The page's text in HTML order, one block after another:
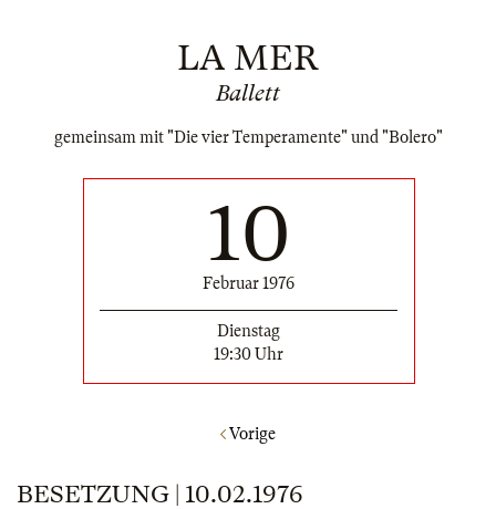
LA MER
Ballett
gemeinsam mit "Die vier Temperamente" und "Bolero"
10
Februar 1976
Dienstag
19:30 Uhr
Vorige
BESETZUNG | 10.02.1976